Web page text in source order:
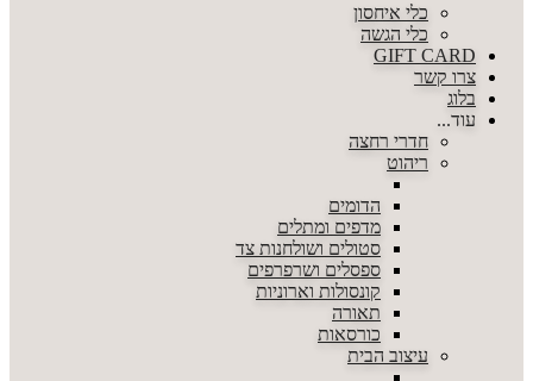
כלי איחסון
כלי הגשה
GIFT CARD
צרו קשר
בלוג
עוד...
חדרי רחצה
ריהוט
הדומים
מדפים ומתלים
סטולים ושולחנות צד
ספסלים ושרפרפים
קונסולות וארוניות
תאורה
כורסאות
עיצוב הבית